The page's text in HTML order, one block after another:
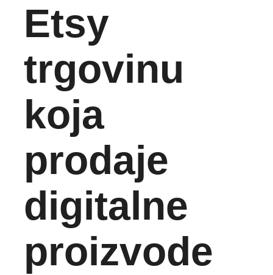
Etsy
trgovinu
koja
prodaje
digitalne
proizvode